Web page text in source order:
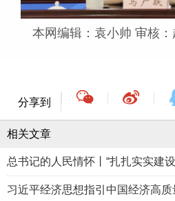
本网编辑：袁小帅 审核：
分享到
相关文章
总书记的人民情怀丨“扎扎实实建
习近平经济思想指引中国经济高